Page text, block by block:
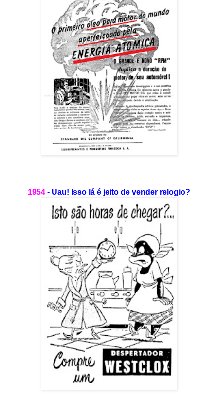
1954 - Uau! Isso lá é jeito de vender relogio?